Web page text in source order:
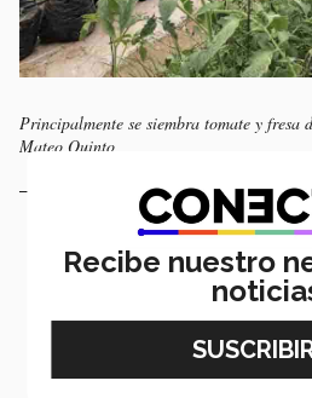
Principalmente se siembra tomate y fresa
Mateo Quinto
Pasión.“A veces te dicen
seguir esa pasión para tener
contra marea y corriente”
Recibe nuestro